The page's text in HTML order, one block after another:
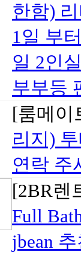
한함)
1일 부
일 2인
부부등
[룸메
리지)
연락 주
[2BR렌
Full
jbean